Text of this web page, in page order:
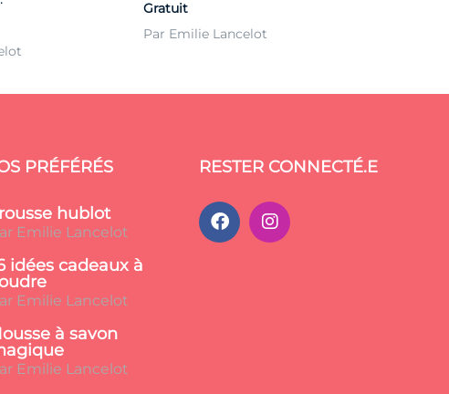
Gratuit
Par Emilie Lancelot
PRÉFÉRÉS
hublot
Emilie Lancelot
idées cadeaux à
Emilie Lancelot
à savon
Emilie Lancelot
RESTER CONNECTÉ.E